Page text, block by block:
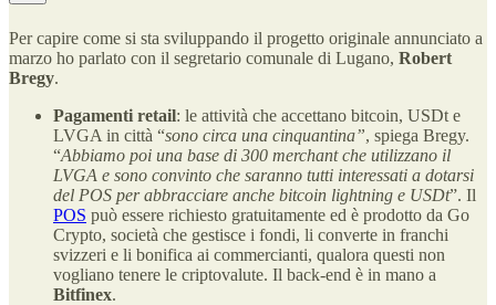
Per capire come si sta sviluppando il progetto originale annunciato a
marzo ho parlato con il segretario comunale di Lugano, Robert
Bregy.
Pagamenti retail: le attività che accettano bitcoin, USDt e
LVGA in città “sono circa una cinquantina”, spiega Bregy.
“Abbiamo poi una base di 300 merchant che utilizzano il
LVGA e sono convinto che saranno tutti interessati a dotarsi
del POS per abbracciare anche bitcoin lightning e USDt”. Il
POS può essere richiesto gratuitamente ed è prodotto da Go
Crypto, società che gestisce i fondi, li converte in franchi
svizzeri e li bonifica ai commercianti, qualora questi non
vogliano tenere le criptovalute. Il back-end è in mano a
Bitfinex.